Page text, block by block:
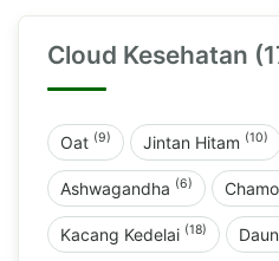
Cloud Kesehatan
Oat (9) Jintan Hitam (10)
Ashwagandha (6)
Kacang Kedelai (18)